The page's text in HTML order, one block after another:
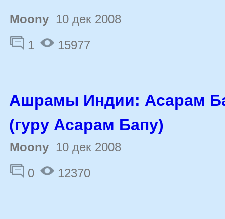
Moony 10 дек 2008
1
15977
Ашрамы Индии: Асарам
(гуру Асарам Бапу)
Moony 10 дек 2008
0
12370